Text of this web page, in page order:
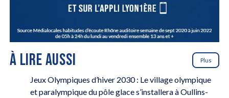
À LIRE AUSSI Plus
Jeux Olympiques d’hiver 2030 : Le village olympique
et paralympique du pôle glace s’installera à Oullins-